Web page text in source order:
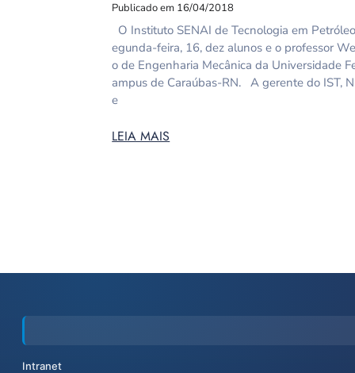
Publicado em 16/04/2018
O Instituto SENAI de Tecnologia em
egunda-feira, 16, dez alunos e o professor
o de Engenharia Mecânica da Universidade
ampus de Caraúbas-RN. A gerente do IST,
e
LEIA MAIS
Intranet